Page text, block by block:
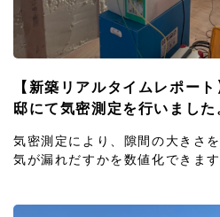
【新築リアルタイムレポー
邸にて気密測定を行いました
気密測定により、隙間の大きさ
気が漏れだすかを数値化できま